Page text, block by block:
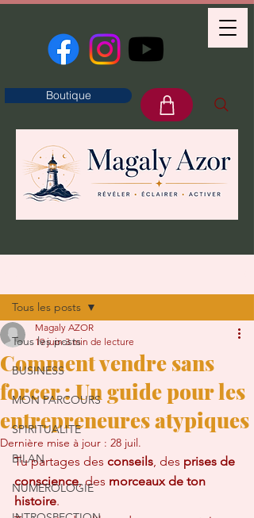
Boutique
Tous les posts
BUSINESS
MON PARCOURS
SPIRITUALITE
BILAN
NUMEROLOGIE
Tous les posts
Comment vendre sans
forcer : Un guide pour les
entrepreneures atypiques
Magaly AZOR
19 juin 3 min de lecture
Dernière mise à jour : 28 juil.
Tu partages des conseils, des prises de
conscience, des morceaux de ton
histoire.